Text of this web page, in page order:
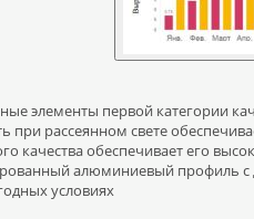
элементы первой категории
при рассеянном свете
качества обеспечивает его
алюминиевый профиль
условиях